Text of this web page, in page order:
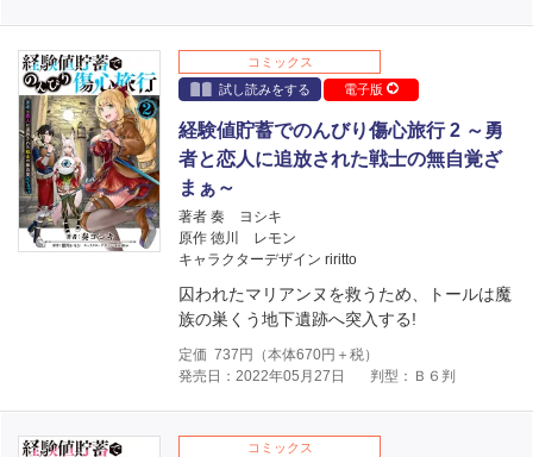
コミックス
試し読みをする
電子版
経験値貯蓄でのんびり傷心旅行 2 ～勇
者と恋人に追放された戦士の無自覚ざ
まぁ～
著者 奏 ヨシキ
原作 徳川 レモン
キャラクターデザイン riritto
囚われたマリアンヌを救うため、トールは魔
族の巣くう地下遺跡へ突入する!
定価 737 円（本体670円＋税）
発売日：2022年05月27日
判型：Ｂ６判
コミックス